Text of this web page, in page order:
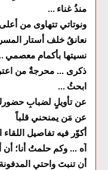
منذُ غناء ...
ونوتاتي تتهاوى من أعلى
نعانقُ خلف أستار
نسيتها بأكمام معصمي
ذكرى ... محرجةٌ من
ابحثُ ...
عن تأويلٍ لضبابِ
عن مَن يمنحني قلباً
أكوّر فيه تفاصيل اللقاء
آه ... وكم حلمتُ أنا؛ أن
أن تنبتَ واحتي